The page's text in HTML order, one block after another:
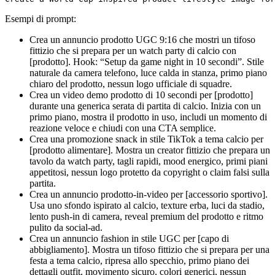
Esempi di prompt:
Crea un annuncio prodotto UGC 9:16 che mostri un tifoso
fittizio che si prepara per un watch party di calcio con
[prodotto]. Hook: “Setup da game night in 10 secondi”. Stile
naturale da camera telefono, luce calda in stanza, primo piano
chiaro del prodotto, nessun logo ufficiale di squadre.
Crea un video demo prodotto di 10 secondi per [prodotto]
durante una generica serata di partita di calcio. Inizia con un
primo piano, mostra il prodotto in uso, includi un momento di
reazione veloce e chiudi con una CTA semplice.
Crea una promozione snack in stile TikTok a tema calcio per
[prodotto alimentare]. Mostra un creator fittizio che prepara un
tavolo da watch party, tagli rapidi, mood energico, primi piani
appetitosi, nessun logo protetto da copyright o claim falsi sulla
partita.
Crea un annuncio prodotto-in-video per [accessorio sportivo].
Usa uno sfondo ispirato al calcio, texture erba, luci da stadio,
lento push-in di camera, reveal premium del prodotto e ritmo
pulito da social-ad.
Crea un annuncio fashion in stile UGC per [capo di
abbigliamento]. Mostra un tifoso fittizio che si prepara per una
festa a tema calcio, ripresa allo specchio, primo piano dei
dettagli outfit, movimento sicuro, colori generici, nessun